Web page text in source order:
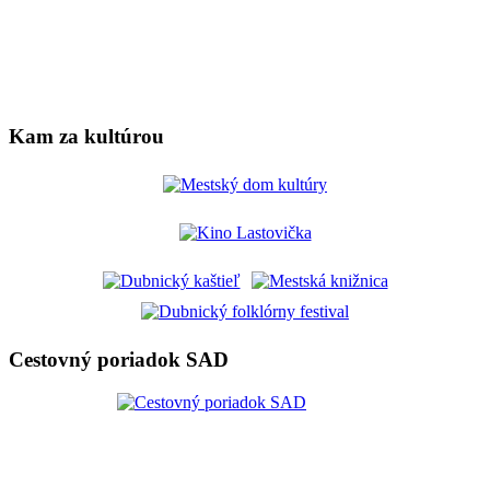
Kam za kultúrou
Cestovný poriadok SAD